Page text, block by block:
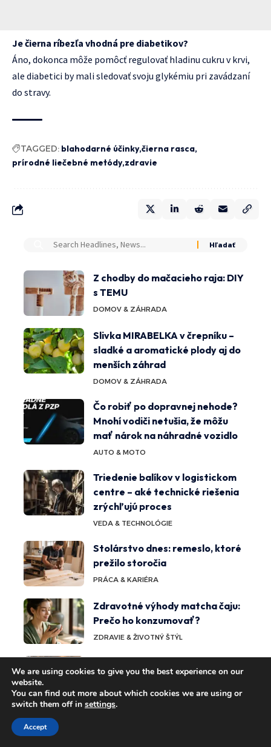
Je čierna ríbezľa vhodná pre diabetikov?
Áno, dokonca môže pomôcť regulovať hladinu cukru v krvi,
ale diabetici by mali sledovať svoju glykémiu pri zavádzaní
do stravy.
TAGGED: blahodarné účinky čierna rasca
prírodné liečebné metódy zdravie
Z chodby do mačacieho raja: DIY
s TEMU
DOMOV & ZÁHRADA
Slivka MIRABELKA v črepníku –
sladké a aromatické plody aj do
menších záhrad
DOMOV & ZÁHRADA
Čo robiť po dopravnej nehode?
Mnohí vodiči netušia, že môžu
mať nárok na náhradné vozidlo
AUTO & MOTO
Triedenie balíkov v logistickom
centre – aké technické riešenia
zrýchľujú proces
VEDA & TECHNOLÓGIE
Stolárstvo dnes: remeslo, ktoré
prežilo storočia
PRÁCA & KARIÉRA
Zdravotné výhody matcha čaju:
Prečo ho konzumovať?
ZDRAVIE & ŽIVOTNÝ ŠTÝL
spoločnosť a myslenie: dedičstvo
a transformácia
VEDA & TECHNOLÓGIE
We are using cookies to give you the best experience on our
website.
You can find out more about which cookies we are using or
switch them off in settings.
Accept